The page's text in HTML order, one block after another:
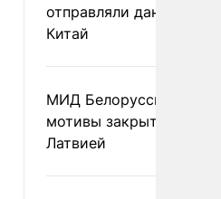
отправляли данные в
Китай
МИД Белоруссии
мотивы закрытия
Латвией